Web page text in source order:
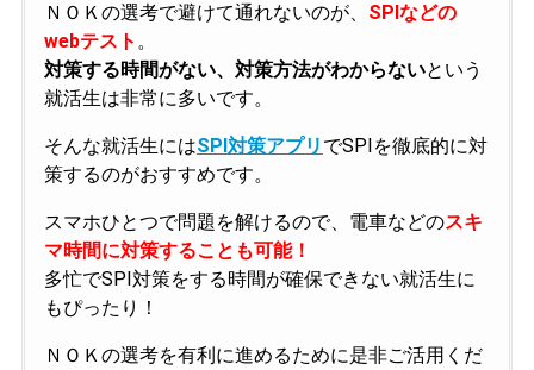
ＮＯＫの選考で避けて通れないのが、 SPIなどの
webテスト 。
対策する時間がない、対策方法がわからないという
就活生は非常に多いです。
そんな就活生にはSPI対策アプリ でSPIを徹底的に対
策するのがおすすめです。
スマホひとつで問題を解けるので、電車などのスキ
マ時間に対策することも可能！
多忙でSPI対策をする時間が確保できない就活生に
もぴったり！
ＮＯＫの選考を有利に進めるために是非ご活用くだ